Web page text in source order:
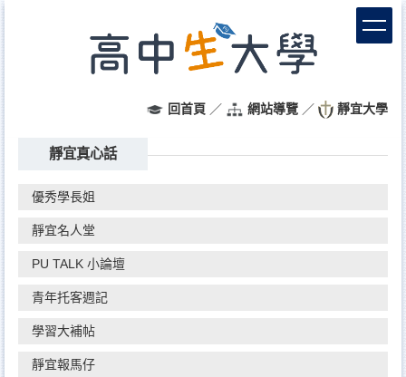
回首頁 ／ 網站導覽 ／ 靜宜大學
靜宜真心話
優秀學長姐
靜宜名人堂
PU TALK 小論壇
青年托客週記
學習大補帖
靜宜報馬仔